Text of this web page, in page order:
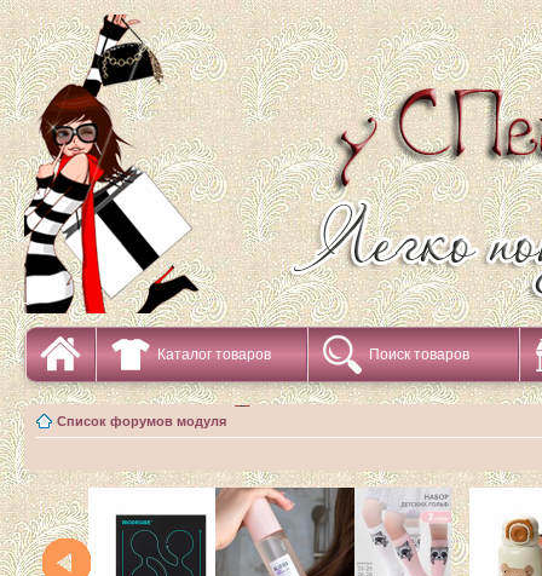
Каталог товаров Поиск товаров
Список форумов модуля